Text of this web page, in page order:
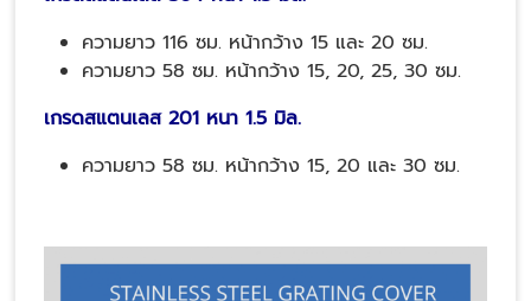
ความยาว 116 ซม. หน้ากว้าง 15 และ 20 ซม.
ความยาว 58 ซม. หน้ากว้าง 15, 20, 25, 30 ซม.
เกรดสแตนเลส 201 หนา 1.5 มิล.
ความยาว 58 ซม. หน้ากว้าง 15, 20 และ 30 ซม.